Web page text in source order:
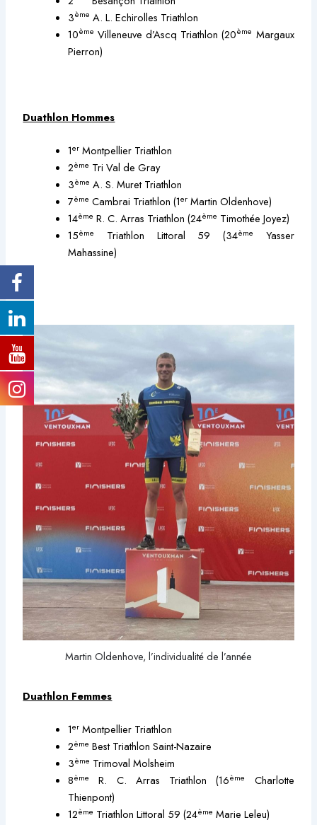
3ème A. L. Echirolles Triathlon
10ème Villeneuve d’Ascq Triathlon (20ème Margaux
Pierron)
Duathlon Hommes
1er Montpellier Triathlon
2ème Tri Val de Gray
3ème A. S. Muret Triathlon
7ème Cambrai Triathlon (1er Martin Oldenhove)
14ème R. C. Arras Triathlon (24ème Timothée Joyez)
15ème Triathlon Littoral 59 (34ème
Yasser
Mahassine)
Martin Oldenhove, l’individualité de l’année
Duathlon Femmes
1er Montpellier Triathlon
2ème Best Triathlon Saint-Nazaire
3ème Trimoval Molsheim
8ème R. C. Arras Triathlon (16ème
Charlotte
Thienpont)
12ème Triathlon Littoral 59 (24ème Marie Leleu)